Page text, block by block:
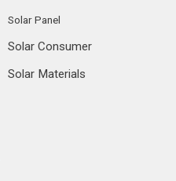
Solar Panel
Solar Consumer
Solar Materials